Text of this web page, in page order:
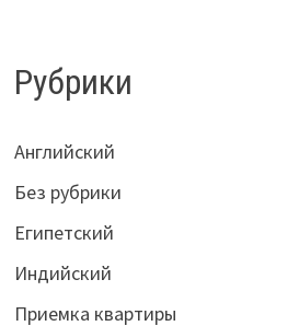
Рубрики
Английский
Без рубрики
Египетский
Индийский
Приемка квартиры